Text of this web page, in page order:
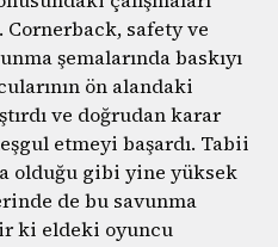
safety ve
şemalarında baskıyı
ön alandaki
ve doğrudan karar
etmeyi başardı. Tabii
olduğu gibi yine yüksek
de bu savunma
ki eldeki oyuncu